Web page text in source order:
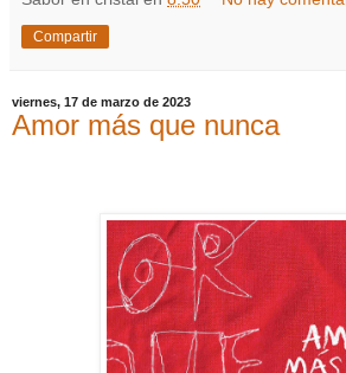
Compartir
viernes, 17 de marzo de 2023
Amor más que nunca